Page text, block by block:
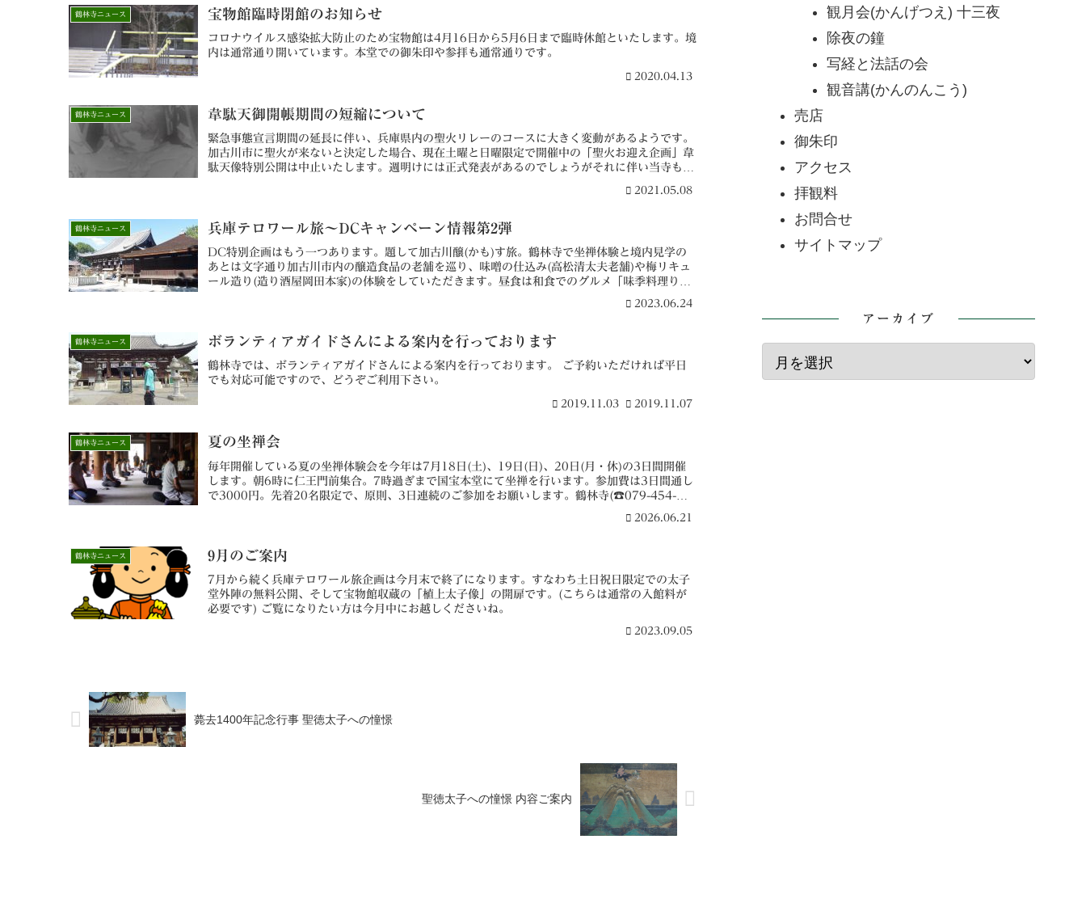
鶴林寺ニュース 宝物館臨時閉館のお知らせ
コロナウイルス感染拡大防止のため宝物館は4月16日から5月6日まで臨時休館といたします。境
内は通常通り開いています。本堂での御朱印や参拝も通常通りです。
2020.04.13
鶴林寺ニュース 韋駄天御開帳期間の短縮について
緊急事態宣言期間の延長に伴い、兵庫県内の聖火リレーのコースに大きく変動があるようです。
加古川市に聖火が来ないと決定した場合、現在土曜と日曜限定で開催中の「聖火お迎え企画」韋
駄天像特別公開は中止いたします。週明けには正式発表があるのでしょうがそれに伴い当寺もご
2021.05.08
鶴林寺ニュース 兵庫テロワール旅～DCキャンペーン情報第2弾
DC特別企画はもう一つあります。題して加古川醸(かも)す旅。鶴林寺で坐禅体験と境内見学の
あとは文字通り加古川市内の醸造食品の老舗を巡り、味噌の仕込み(高松清太夫老舗)や梅リキュ
ール造り(造り酒屋岡田本家)の体験をしていただきます。昼食は和食でのグルメ「味季料理りん
のみになる場合がございます。お申し込み時にご相談ください。料金17,800円。お申し込みは
2023.06.24
鶴林寺ニュース ボランティアガイドさんによる案内を行っております
鶴林寺では、ボランティアガイドさんによる案内を行っております。 ご予約いただければ平日
でも対応可能ですので、どうぞご利用下さい。
2019.11.03 2019.11.07
鶴林寺ニュース 夏の坐禅会
毎年開催している夏の坐禅体験会を今年は7月18日(土)、19日(日)、20日(月・休)の3日間開催
します。朝6時に仁王門前集合。7時過ぎまで国宝本堂にて坐禅を行います。参加費は3日間通し
で3000円。先着20名限定で、原則、3日連続のご参加をお願いします。鶴林寺(☎079-454-
2026.06.21
鶴林寺ニュース 9月のご案内
7月から続く兵庫テロワール旅企画は今月末で終了になります。すなわち土日祝日限定での太子
堂外陣の無料公開、そして宝物館収蔵の「植上太子像」の開扉です。(こちらは通常の入館料が
必要です) ご覧になりたい方は今月中にお越しくださいね。
2023.09.05
薨去1400年記念行事 聖徳太子への憧憬
聖徳太子への憧憬 内容ご案内
観月会(かんげつえ) 十三夜
除夜の鐘
写経と法話の会
観音講(かんのんこう)
売店
御朱印
アクセス
拝観料
お問合せ
サイトマップ
アーカイブ